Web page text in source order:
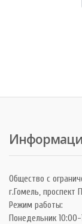
Общество с
г.Гомель, проспект
Режим работы:
Понедельник